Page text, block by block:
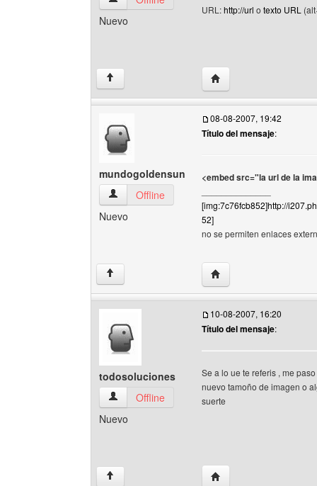
Nuevo
URL:http://url o texto URL
↑ Visitar sitio web del
mundogoldensun
mundogoldensun Ver perfil del usuario
Offline
Nuevo
08-08-2007, 19:42
Título del mensaje:
<embed src="la url de la
[img:7c76fcb852]http://
52]
no se permiten enlaces
↑ Visitar sitio web del
todosoluciones
todosoluciones Ver perfil del usuario
Offline
Nuevo
10-08-2007, 16:20
Título del mensaje:
Se a lo ue te referis , me
nuevo tamoño de imagen o
suerte
↑ Visitar sitio web del